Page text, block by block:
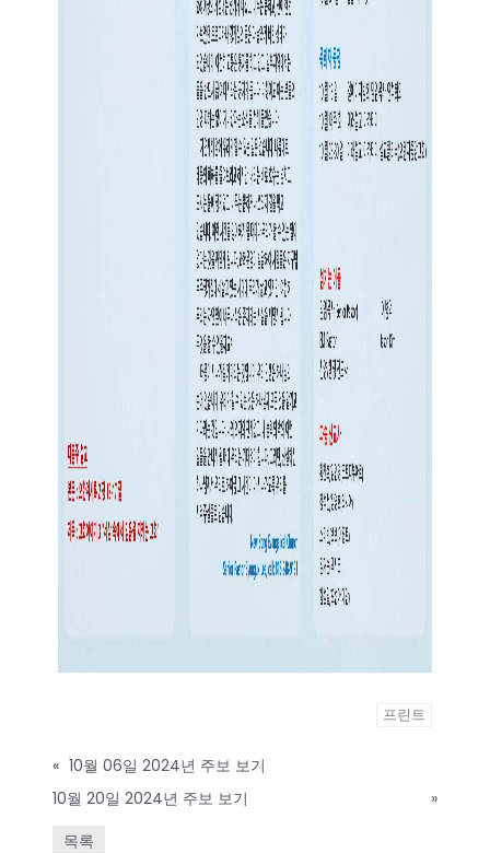
프린트
« 10월 06일 2024년 주보 보기
10월 20일 2024년 주보 보기
»
목록